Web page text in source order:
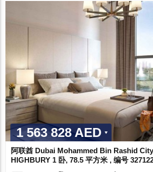
1 563 828 AED
阿联酋 Dubai Mohammed Bin Rashid
HIGHBURY 1 卧, 78.5 平方米 , 编号